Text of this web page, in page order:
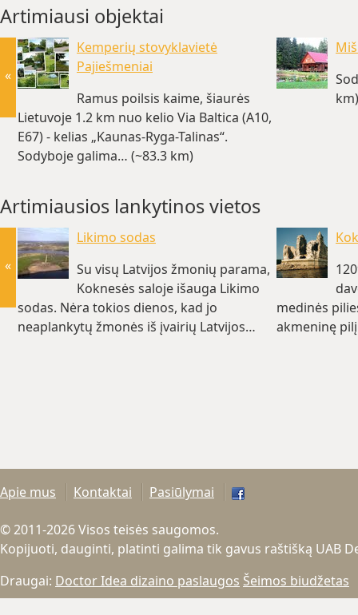
Artimiausi objektai
Kemperių stovyklavietė
Pajiešmeniai
Ramus poilsis kaime, šiaurės
Lietuvoje 1.2 km nuo kelio Via Baltica (A10,
E67) - kelias „Kaunas-Ryga-Talinas“.
Sodyboje galima… (~83.3 km)
km)
«
Artimiausios lankytinos vietos
Likimo sodas
Su visų Latvijos žmonių parama,
Koknesės saloje išauga Likimo
sodas. Nėra tokios dienos, kad jo
neaplankytų žmonės iš įvairių Latvijos…
medinės
akmeninę
«
Apie mus Kontaktai Pasiūlymai
© 2011-2026 Visos teisės saugomos.
Kopijuoti, dauginti, platinti galima tik gavus raštišką UAB
Draugai: Doctor Idea dizaino paslaugos Šeimos biudžetas